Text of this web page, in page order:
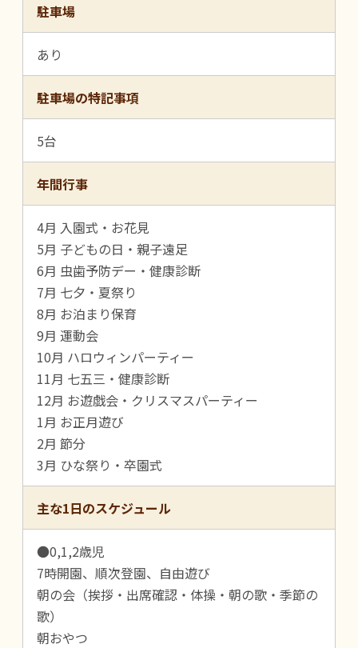
駐車場
あり
駐車場の特記事項
5台
年間行事
4月 入園式・お花見
5月 子どもの日・親子遠足
6月 虫歯予防デー・健康診断
7月 七夕・夏祭り
8月 お泊まり保育
9月 運動会
10月 ハロウィンパーティー
11月 七五三・健康診断
12月 お遊戯会・クリスマスパーティー
1月 お正月遊び
2月 節分
3月 ひな祭り・卒園式
主な1日のスケジュール
●0,1,2歳児
7時開園、順次登園、自由遊び
朝の会（挨拶・出席確認・体操・朝の歌・季節の
歌）
朝おやつ